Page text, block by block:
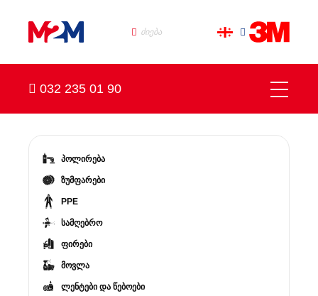
032 235 01 90
პოლირება
ზუმფარები
PPE
სამღებრო
ფირები
მოვლა
ლენტები და წებოები